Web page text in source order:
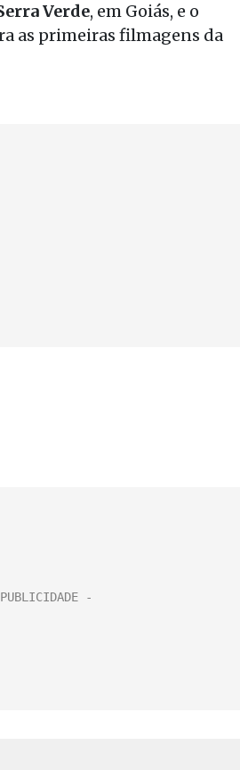
Verde, em Goiás, e o
as primeiras filmagens da